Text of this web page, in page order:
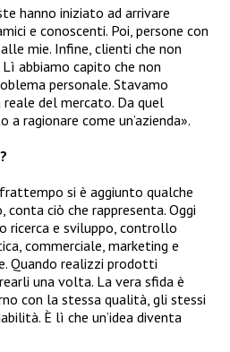
hanno iniziato ad arrivare
e conoscenti. Poi, persone con
mie. Infine, clienti che non
abbiamo capito che non
personale. Stavamo
reale del mercato. Da quel
ragionare come un’azienda».
si è aggiunto qualche
conta ciò che rappresenta. Oggi
ricerca e sviluppo, controllo
commerciale, marketing e
Quando realizzi prodotti
una volta. La vera sfida è
con la stessa qualità, gli stessi
È lì che un’idea diventa